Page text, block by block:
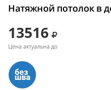
Натяжной потолок в
13516
Цена актуальна до